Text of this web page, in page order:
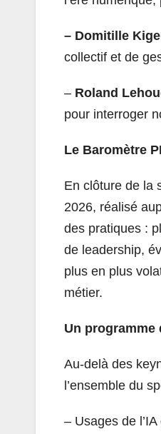
– Domitille
collectif et de
– Roland
pour interroger
Le Baromètre
En clôture de la
2026, réalisé
des pratiques :
de leadership,
plus en plus
métier.
Un programme
Au-delà des
l’ensemble du
– Usages de